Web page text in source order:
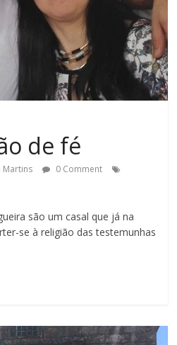
de fé
Martins
0 Comment
são um casal que já na
se à religião das testemunhas